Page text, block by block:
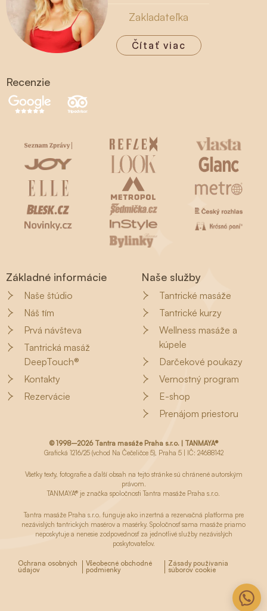
Zakladateľka
Čítať viac
Recenzie
Základné informácie
Naše štúdio
Náš tím
Prvá návšteva
Tantrická masáž
DeepTouch®
Kontakty
Rezervácie
Naše služby
Tantrické masáže
Tantrické kurzy
Wellness masáže a
kúpele
Darčekové poukazy
Vernostný program
E-shop
Prenájom priestoru
© 1998–2026 Tantra masáže Praha s.r.o. | TANMAYA®
Grafická 1216/25 (vchod Na Čečeličce 5), Praha 5 | IČ: 24688142
Všetky texty, fotografie a ďalší obsah na tejto stránke sú chránené autorským
právom.
TANMAYA® je značka spoločnosti Tantra masáže Praha s.r.o.
Tantra masáže Praha s.r.o. funguje ako inzertná a rezervačná platforma pre
nezávislých tantrických masérov a masérky. Spoločnosť sama masáže priamo
neposkytuje a nenesie zodpovednosť za jednotlivé služby nezávislých
poskytovateľov.
Ochrana osobných
údajov
Všeobecné obchodné
podmienky
Zásady používania
súborov cookie